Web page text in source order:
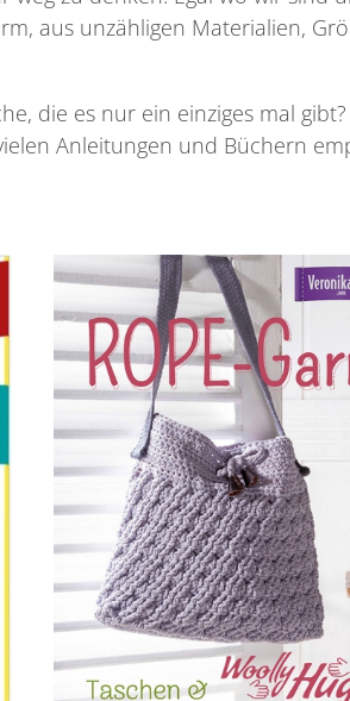
aus unzähligen Materialien,
die es nur ein einziges mal
Anleitungen und Büchern